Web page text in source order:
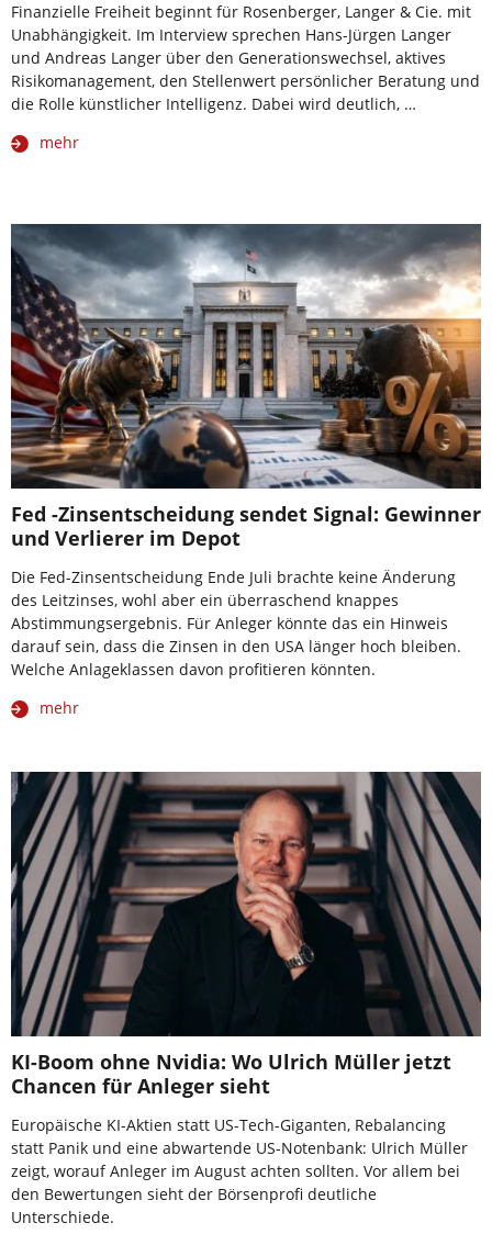
Finanzielle Freiheit beginnt für Rosenberger, Langer & Cie. mit
Unabhängigkeit. Im Interview sprechen Hans-Jürgen Langer
und Andreas Langer über den Generationswechsel, aktives
Risikomanagement, den Stellenwert persönlicher Beratung und
die Rolle künstlicher Intelligenz. Dabei wird deutlich, …
mehr
Fed -Zinsentscheidung sendet Signal: Gewinner
und Verlierer im Depot
Die Fed-Zinsentscheidung Ende Juli brachte keine Änderung
des Leitzinses, wohl aber ein überraschend knappes
Abstimmungsergebnis. Für Anleger könnte das ein Hinweis
darauf sein, dass die Zinsen in den USA länger hoch bleiben.
Welche Anlageklassen davon profitieren könnten.
mehr
KI-Boom ohne Nvidia: Wo Ulrich Müller jetzt
Chancen für Anleger sieht
Europäische KI-Aktien statt US-Tech-Giganten, Rebalancing
statt Panik und eine abwartende US-Notenbank: Ulrich Müller
zeigt, worauf Anleger im August achten sollten. Vor allem bei
den Bewertungen sieht der Börsenprofi deutliche
Unterschiede.